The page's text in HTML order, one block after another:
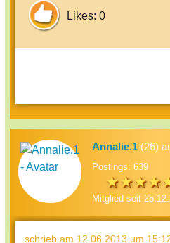
Likes: 0
Annalie.1 (26)
Postings: 639
Mitglied seit
schrieb am 12.06.2013 um